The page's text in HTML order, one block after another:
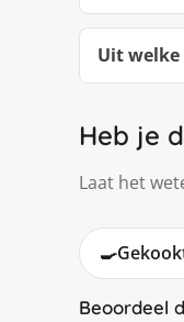
Uit
Heb je
Laat het
🍳
Beoordeel